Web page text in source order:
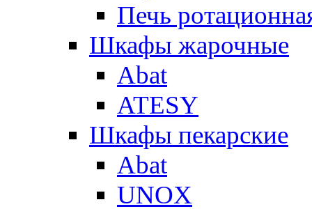
Печь
Шкафы жарочные
Abat
ATESY
Шкафы пекарские
Abat
UNOX